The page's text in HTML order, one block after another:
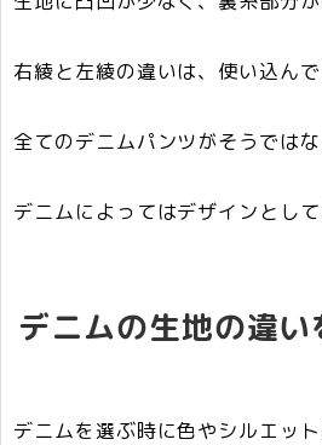
右綾と左綾の違いは、使い込ん
全てのデニムパンツがそうでは
デニムによってはデザインとし
デニムの生地の違
デニムを選ぶ時に色やシルエッ